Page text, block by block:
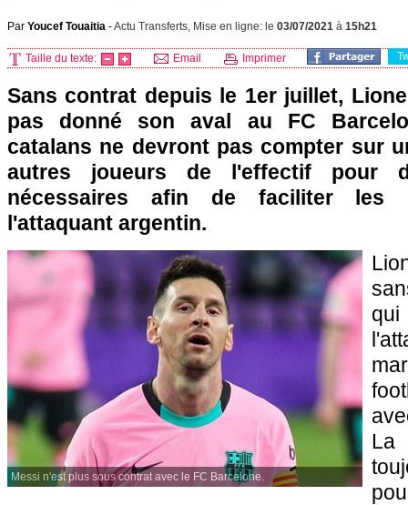
Par Youcef Touaitia -Actu Transferts, Mise en ligne: le 03/07/2021 à 15h21
Taille du texte: Email Imprimer
Sans contrat depuis le 1er juillet,
pas donné son aval au FC
catalans ne devront pas compter sur
autres joueurs de l'effectif pour
nécessaires afin de faciliter les
l'attaquant argentin.
Messi n'est plus sous contrat avec le FC Barcelone.